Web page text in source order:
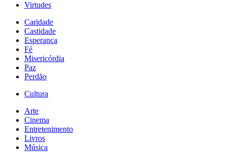
Virtudes
Caridade
Castidade
Esperança
Fé
Misericórdia
Paz
Perdão
Cultura
Arte
Cinema
Entretenimento
Livros
Música